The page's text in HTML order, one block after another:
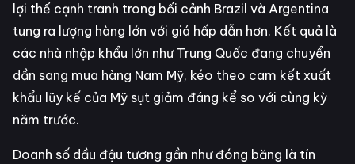
lợi thế cạnh tranh trong bối cảnh Brazil và Argentina
tung ra lượng hàng lớn với giá hấp dẫn hơn. Kết quả là
các nhà nhập khẩu lớn như Trung Quốc đang chuyển
dần sang mua hàng Nam Mỹ, kéo theo cam kết xuất
khẩu lũy kế của Mỹ sụt giảm đáng kể so với cùng kỳ
năm trước.
Doanh số dầu đậu tương gần như đóng băng là tín